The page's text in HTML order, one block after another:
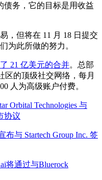
债务，它的目标是用收益
，但将在 11 月 18 日提交
为此所做的努力。
21 亿美元的合并。总部
区的顶级社交网络，每月
人为高级账户付费。
Orbital Technologies 与
协议
布与 Startech Group Inc. 签
将通过与Bluerock